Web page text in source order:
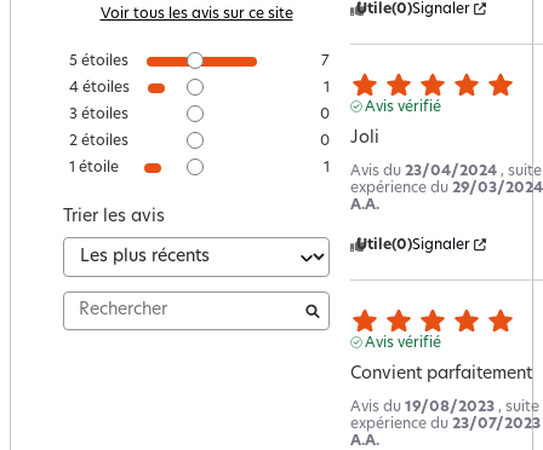
Voir tous les avis sur ce site
5 étoiles
7
4 étoiles
1
3 étoiles
0
2 étoiles
0
1 étoile 1
Trier les avis
Utile(0)Signaler
Avis vérifié
Joli
Avis du 23/04/2024 ,
expérience du 29/03/2024
A.A.
Utile(0)Signaler
Avis vérifié
Convient parfaitement
Avis du 19/08/2023 , suite
expérience du 23/07/2023
A.A.